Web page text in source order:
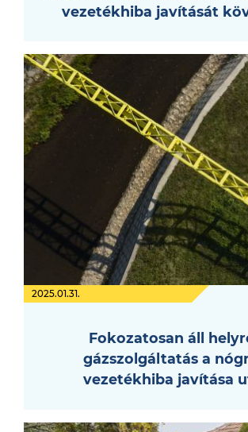
vezetékhiba javítását
2025.01.31.
Fokozatosan áll
gázszolgáltatás a
vezetékhiba javítása